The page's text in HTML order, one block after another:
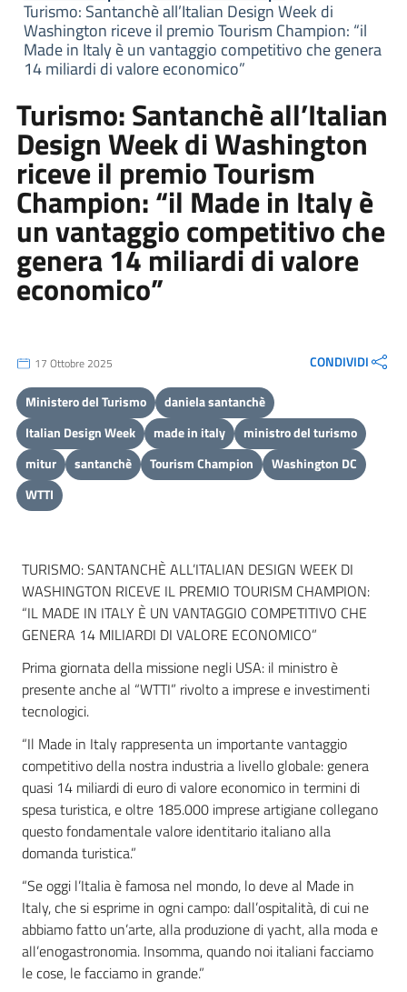
Turismo: Santanchè all’Italian Design Week di
Washington riceve il premio Tourism Champion: “il
Made in Italy è un vantaggio competitivo che genera
14 miliardi di valore economico”
Turismo: Santanchè all’Italian
Design Week di Washington
riceve il premio Tourism
Champion: “il Made in Italy è
un vantaggio competitivo che
genera 14 miliardi di valore
economico”
17 Ottobre 2025 CONDIVIDI
Ministero del Turismo
daniela santanchè
Italian Design Week
made in italy
ministro del turismo
mitur
santanchè Tourism Champion
Washington DC
WTTI
TURISMO: SANTANCHÈ ALL’ITALIAN DESIGN WEEK DI
WASHINGTON RICEVE IL PREMIO TOURISM CHAMPION:
“IL MADE IN ITALY È UN VANTAGGIO COMPETITIVO CHE
GENERA 14 MILIARDI DI VALORE ECONOMICO”
Prima giornata della missione negli USA: il ministro è
presente anche al “WTTI” rivolto a imprese e investimenti
tecnologici.
“Il Made in Italy rappresenta un importante vantaggio
competitivo della nostra industria a livello globale: genera
quasi 14 miliardi di euro di valore economico in termini di
spesa turistica, e oltre 185.000 imprese artigiane collegano
questo fondamentale valore identitario italiano alla
domanda turistica.”
“Se oggi l’Italia è famosa nel mondo, lo deve al Made in
Italy, che si esprime in ogni campo: dall’ospitalità, di cui ne
abbiamo fatto un’arte, alla produzione di yacht, alla moda e
all’enogastronomia. Insomma, quando noi italiani facciamo
le cose, le facciamo in grande.”